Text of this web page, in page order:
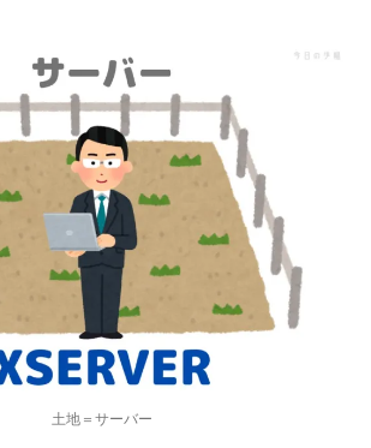
土地＝サーバー